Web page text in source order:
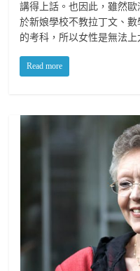
講得上話。也因此，雖然
於新娘學校不教拉丁文、
的考科，所以女性是無法上
Read more